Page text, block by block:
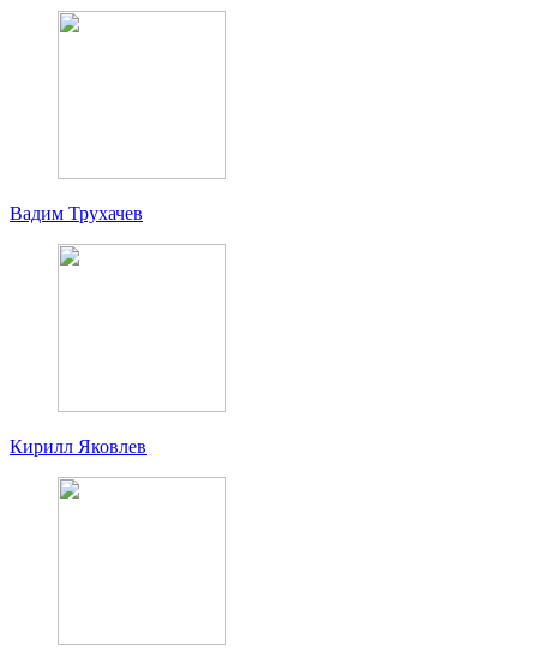
Вадим Трухачев
Кирилл Яковлев